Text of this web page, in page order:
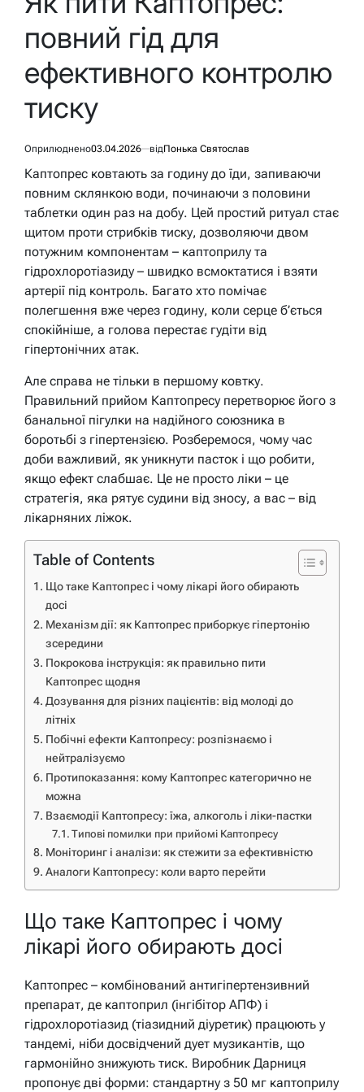
повний гід для
ефективного контролю
тиску
Оприлюднено03.04.2026 відПонька Святослав
Каптопрес ковтають за годину до їди, запиваючи
повним склянкою води, починаючи з половини
таблетки один раз на добу. Цей простий ритуал стає
щитом проти стрибків тиску, дозволяючи двом
потужним компонентам – каптоприлу та
гідрохлоротіазиду – швидко всмоктатися і взяти
артерії під контроль. Багато хто помічає
полегшення вже через годину, коли серце б’ється
спокійніше, а голова перестає гудіти від
гіпертонічних атак.
Але справа не тільки в першому ковтку.
Правильний прийом Каптопресу перетворює його з
банальної пігулки на надійного союзника в
боротьбі з гіпертензією. Розберемося, чому час
доби важливий, як уникнути пасток і що робити,
якщо ефект слабшає. Це не просто ліки – це
стратегія, яка рятує судини від зносу, а вас – від
лікарняних ліжок.
Table of Contents
Що таке Каптопрес і чому лікарі його обирають
досі
Механізм дії: як Каптопрес приборкує гіпертонію
зсередини
Покрокова інструкція: як правильно пити
Каптопрес щодня
Дозування для різних пацієнтів: від молоді до
літніх
Побічні ефекти Каптопресу: розпізнаємо і
нейтралізуємо
Протипоказання: кому Каптопрес категорично не
можна
Взаємодії Каптопресу: їжа, алкоголь і ліки-пастки
Типові помилки при прийомі Каптопресу
Моніторинг і аналізи: як стежити за ефективністю
Аналоги Каптопресу: коли варто перейти
Що таке Каптопрес і чому
лікарі його обирають досі
Каптопрес – комбінований антигіпертензивний
препарат, де каптоприл (інгібітор АПФ) і
гідрохлоротіазид (тіазидний діуретик) працюють у
тандемі, ніби досвідчений дует музикантів, що
гармонійно знижують тиск. Виробник Дарниця
пропонує дві форми: стандартну з 50 мг каптоприлу